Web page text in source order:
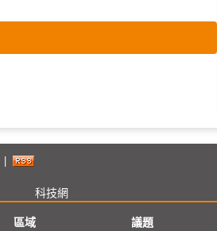
科技網
區域
議題